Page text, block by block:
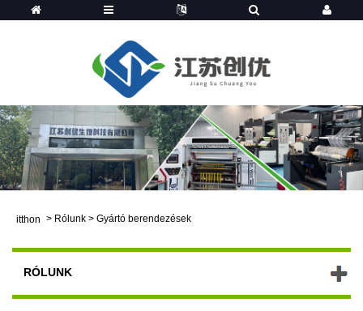
itthon > Rólunk > Gyártó berendezések
RÓLUNK